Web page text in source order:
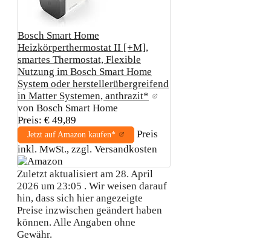
Bosch Smart Home
Heizkörperthermostat II [+M],
smartes Thermostat, Flexible
Nutzung im Bosch Smart Home
System oder herstellerübergreifend
in Matter Systemen, anthrazit*
von Bosch Smart Home
Preis: € 49,89
Jetzt auf Amazon kaufen*
Preis
inkl. MwSt., zzgl. Versandkosten
Zuletzt aktualisiert am 28. April
2026 um 23:05 . Wir weisen darauf
hin, dass sich hier angezeigte
Preise inzwischen geändert haben
können. Alle Angaben ohne
Gewähr.